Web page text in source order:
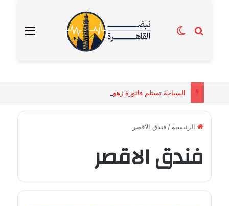
القائمة بحث عنالوضع المظلم
الرئيسية / فندق الاقصر
فندق الاقصر